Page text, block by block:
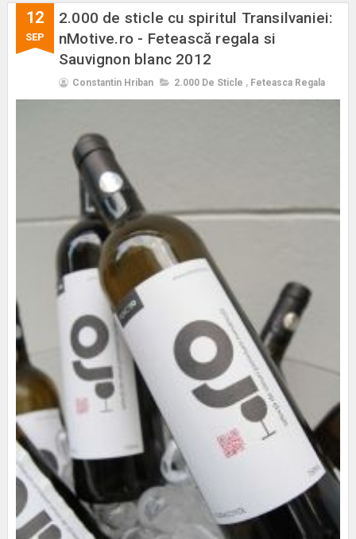
12
SEP
2.000 de sticle cu spiritul Transilvaniei:
nMotive.ro - Fetească regala si
Sauvignon blanc 2012
Constantin Hriban 2.000 De Sticle , Feteasca Regala